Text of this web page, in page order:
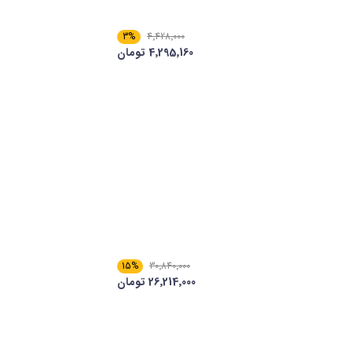
4٬428٬000
3%
4٬295٬160 تومان
30٬840٬000
15%
26٬214٬000 تومان